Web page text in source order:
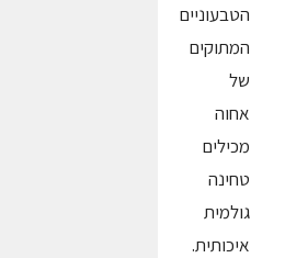
הטבעוניים
המתוקים
של
אחוה
מכילים
טחינה
גולמית
איכותית.